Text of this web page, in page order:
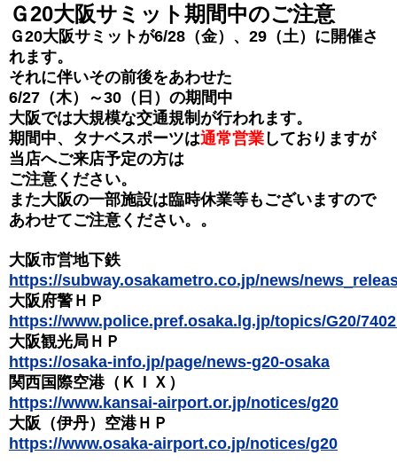
Ｇ20大阪サミット期間中のご注意
Ｇ20大阪サミットが6/28（金）、29（土）に開催さ
れます。
それに伴いその前後をあわせた
6/27（木）～30（日）の期間中
大阪では大規模な交通規制が行われます。
期間中、タナベスポーツは通常営業 しておりますが
当店へご来店予定の方は
ご注意ください。
また大阪の一部施設は臨時休業等もございますので
あわせてご注意ください。。
大阪市営地下鉄
https://subway.osakametro.co.jp/news/
大阪府警ＨＰ
https://www.police.pref.osaka.lg.jp/topics/G20/
大阪観光局ＨＰ
https://osaka-info.jp/page/news-g20-osaka
関西国際空港（ＫＩＸ）
https://www.kansai-airport.or.jp/notices/g20
大阪（伊丹）空港ＨＰ
https://www.osaka-airport.co.jp/notices/g20